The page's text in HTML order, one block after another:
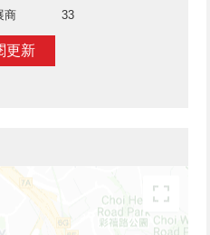
商
33
更新